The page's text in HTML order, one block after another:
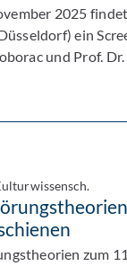
2025
ein
und Prof.
zum